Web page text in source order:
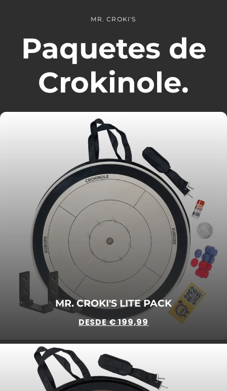
MR. CROKI'S
Paquetes de
Crokinole.
MR. CROKI'S LITE PACK
DESDE € 199,99